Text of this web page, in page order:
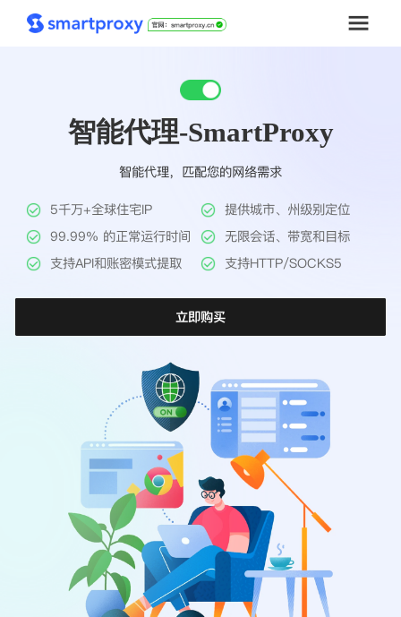
套餐购买
工具
帮助中心
智能代理-SmartProxy
智能代理，匹配您的网络需求
5千万+全球住宅IP
提供城市、州级别定位
99.99% 的正常运行时间
无限会话、带宽和目标
支持API和账密模式提取
支持HTTP/SOCKS5
立即购买